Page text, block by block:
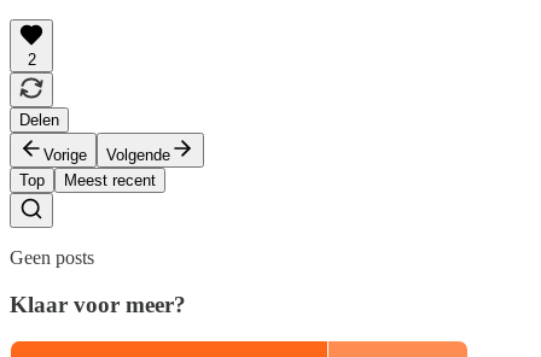
2
Delen
Vorige
Volgende
Top
Meest recent
Geen posts
Klaar voor meer?